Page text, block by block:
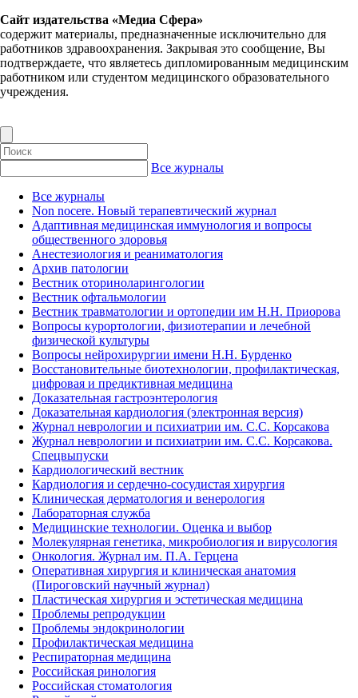
Сайт издательства «Медиа Сфера»
содержит материалы, предназначенные исключительно для
работников здравоохранения. Закрывая это сообщение, Вы
подтверждаете, что являетесь дипломированным медицинским
работником или студентом медицинского образовательного
учреждения.
Все журналы
Все журналы
Non nocere. Новый терапевтический журнал
Адаптивная медицинская иммунология и вопросы
общественного здоровья
Анестезиология и реаниматология
Архив патологии
Вестник оториноларингологии
Вестник офтальмологии
Вестник травматологии и ортопедии им Н.Н. Приорова
Вопросы курортологии, физиотерапии и лечебной
физической культуры
Вопросы нейрохирургии имени Н.Н. Бурденко
Восстановительные биотехнологии, профилактическая,
цифровая и предиктивная медицина
Доказательная гастроэнтерология
Доказательная кардиология (электронная версия)
Журнал неврологии и психиатрии им. С.С. Корсакова
Журнал неврологии и психиатрии им. С.С. Корсакова.
Спецвыпуски
Кардиологический вестник
Кардиология и сердечно-сосудистая хирургия
Клиническая дерматология и венерология
Лабораторная служба
Медицинские технологии. Оценка и выбор
Молекулярная генетика, микробиология и вирусология
Онкология. Журнал им. П.А. Герцена
Оперативная хирургия и клиническая анатомия
(Пироговский научный журнал)
Пластическая хирургия и эстетическая медицина
Проблемы репродукции
Проблемы эндокринологии
Профилактическая медицина
Респираторная медицина
Российская ринология
Российская стоматология